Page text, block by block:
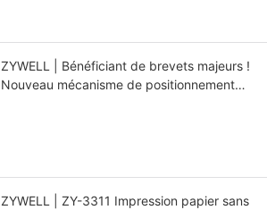
ZYWELL | Bénéficiant de brevets majeurs !
Nouveau mécanisme de positionnement
ZYWELL | ZY-3311 Impression papier sans